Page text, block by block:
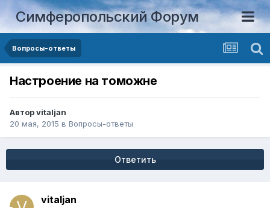
Симферопольский Форум
Вопросы-ответы
Настроение на томожне
Авторvitaljan
20 мая, 2015 в Вопросы-ответы
Ответить
vitaljan